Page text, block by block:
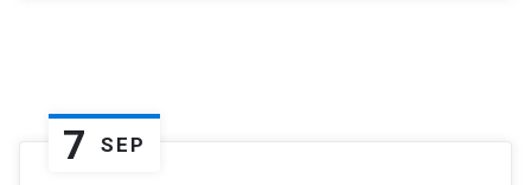
7 SEP